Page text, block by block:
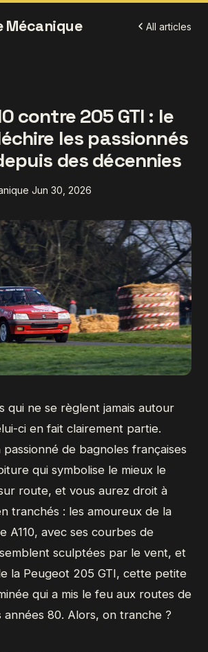
Mécanique All articles
contre 205 GTI : le
les passionnés
des décennies
Jun 30, 2026
qui ne se règlent jamais autour
ci en fait clairement partie.
passionné de bagnoles françaises
qui symbolise le mieux le
route, et vous aurez droit à
tranchés : les amoureux de la
A110, avec ses courbes de
sculptées par le vent, et
la Peugeot 205 GTI, cette petite
qui a mis le feu aux routes de
années 80. Alors, on tranche ?